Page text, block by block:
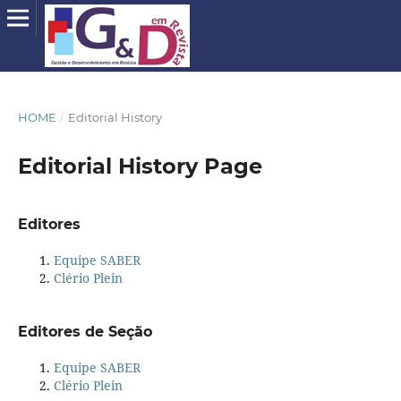
HOME / Editorial History
Editorial History Page
Editores
Equipe SABER
Clério Plein
Editores de Seção
Equipe SABER
Clério Plein